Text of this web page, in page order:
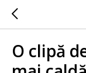
O clipă